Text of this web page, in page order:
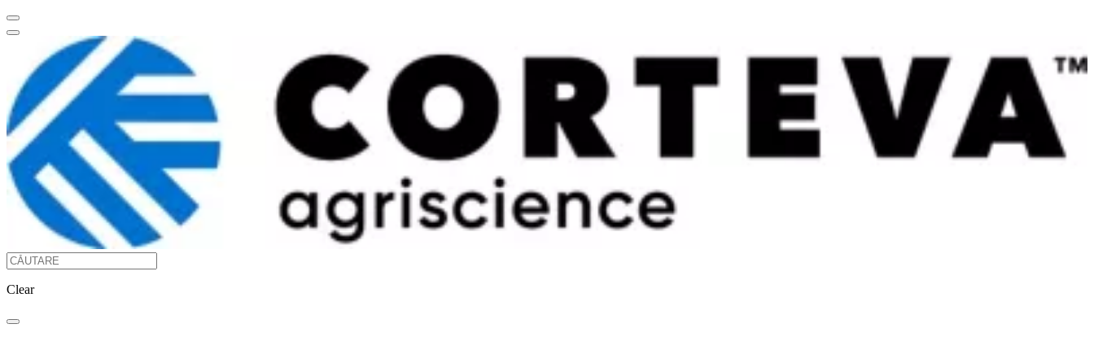
Clear